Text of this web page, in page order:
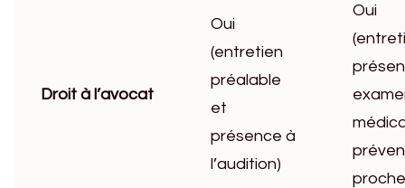
Droit à l’avocat
Oui
(entretien
préalable
et
présence à
l’audition)
Oui